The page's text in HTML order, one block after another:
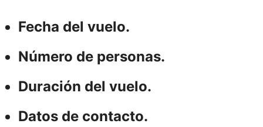
Fecha del vuelo.
Número de personas.
Duración del vuelo.
Datos de contacto.